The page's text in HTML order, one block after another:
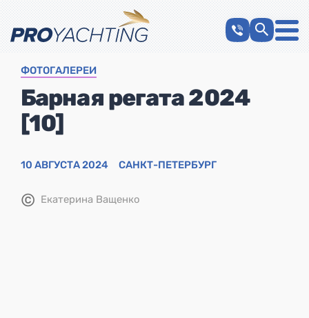
ФОТОГАЛЕРЕИ
Барная регата 2024
[10]
10 АВГУСТА 2024 САНКТ-ПЕТЕРБУРГ
© Екатерина Ващенко